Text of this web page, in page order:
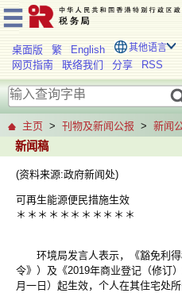
桌面版 繁 English 其他语言
网页指南 联络我们 分享 RSS
主页 > 刊物及新闻公报 > 新闻
新闻稿
(资料来源:政府新闻处)
可再生能源便民措施生效
＊ ＊ ＊ ＊ ＊ ＊ ＊ ＊ ＊ ＊ ＊
环境局发言人表示，《豁免利得
令》）及《2019年商业登记（修订
月一日）起生效，个人在其住宅处